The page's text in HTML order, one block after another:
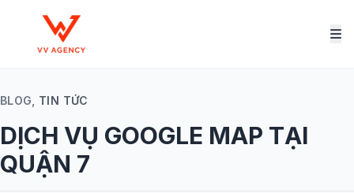
BLOG, TIN TỨC
DỊCH VỤ GOOGLE MAP TẠI
QUẬN 7